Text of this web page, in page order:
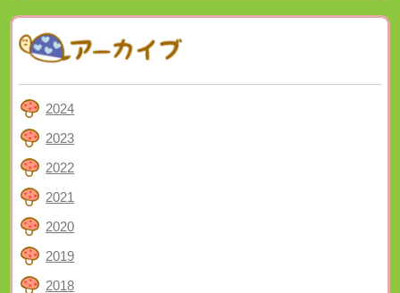
2024
2023
2022
2021
2020
2019
2018